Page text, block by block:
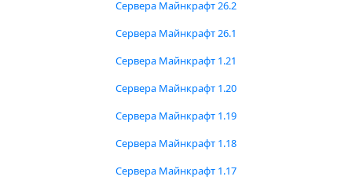
Сервера Майнкрафт 26.2
Сервера Майнкрафт 26.1
Сервера Майнкрафт 1.21
Сервера Майнкрафт 1.20
Сервера Майнкрафт 1.19
Сервера Майнкрафт 1.18
Сервера Майнкрафт 1.17